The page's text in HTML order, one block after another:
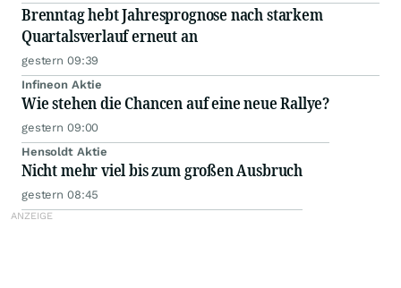
Brenntag hebt Jahresprognose nach starkem
Quartalsverlauf erneut an
gestern 09:39
Infineon Aktie
Wie stehen die Chancen auf eine neue Rallye?
gestern 09:00
Hensoldt Aktie
Nicht mehr viel bis zum großen Ausbruch
gestern 08:45